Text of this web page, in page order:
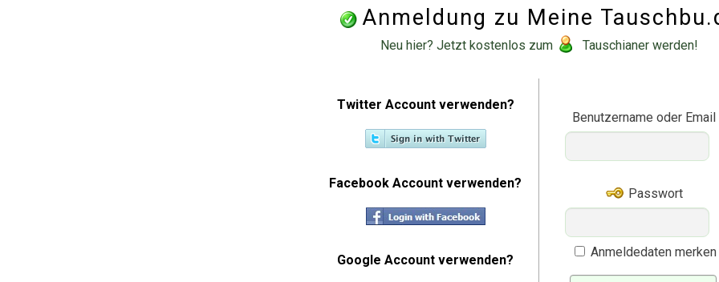
Anmeldung zu Meine
Neu hier? Jetzt kostenlos zum Tauschianer werden!
Twitter Account verwenden?
Benutzername oder Email
Passwort
Anmeldedaten merken
Facebook Account verwenden?
Google Account verwenden?